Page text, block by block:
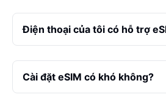
Điện thoại của tôi có hỗ trợ
Cài đặt eSIM có khó không?